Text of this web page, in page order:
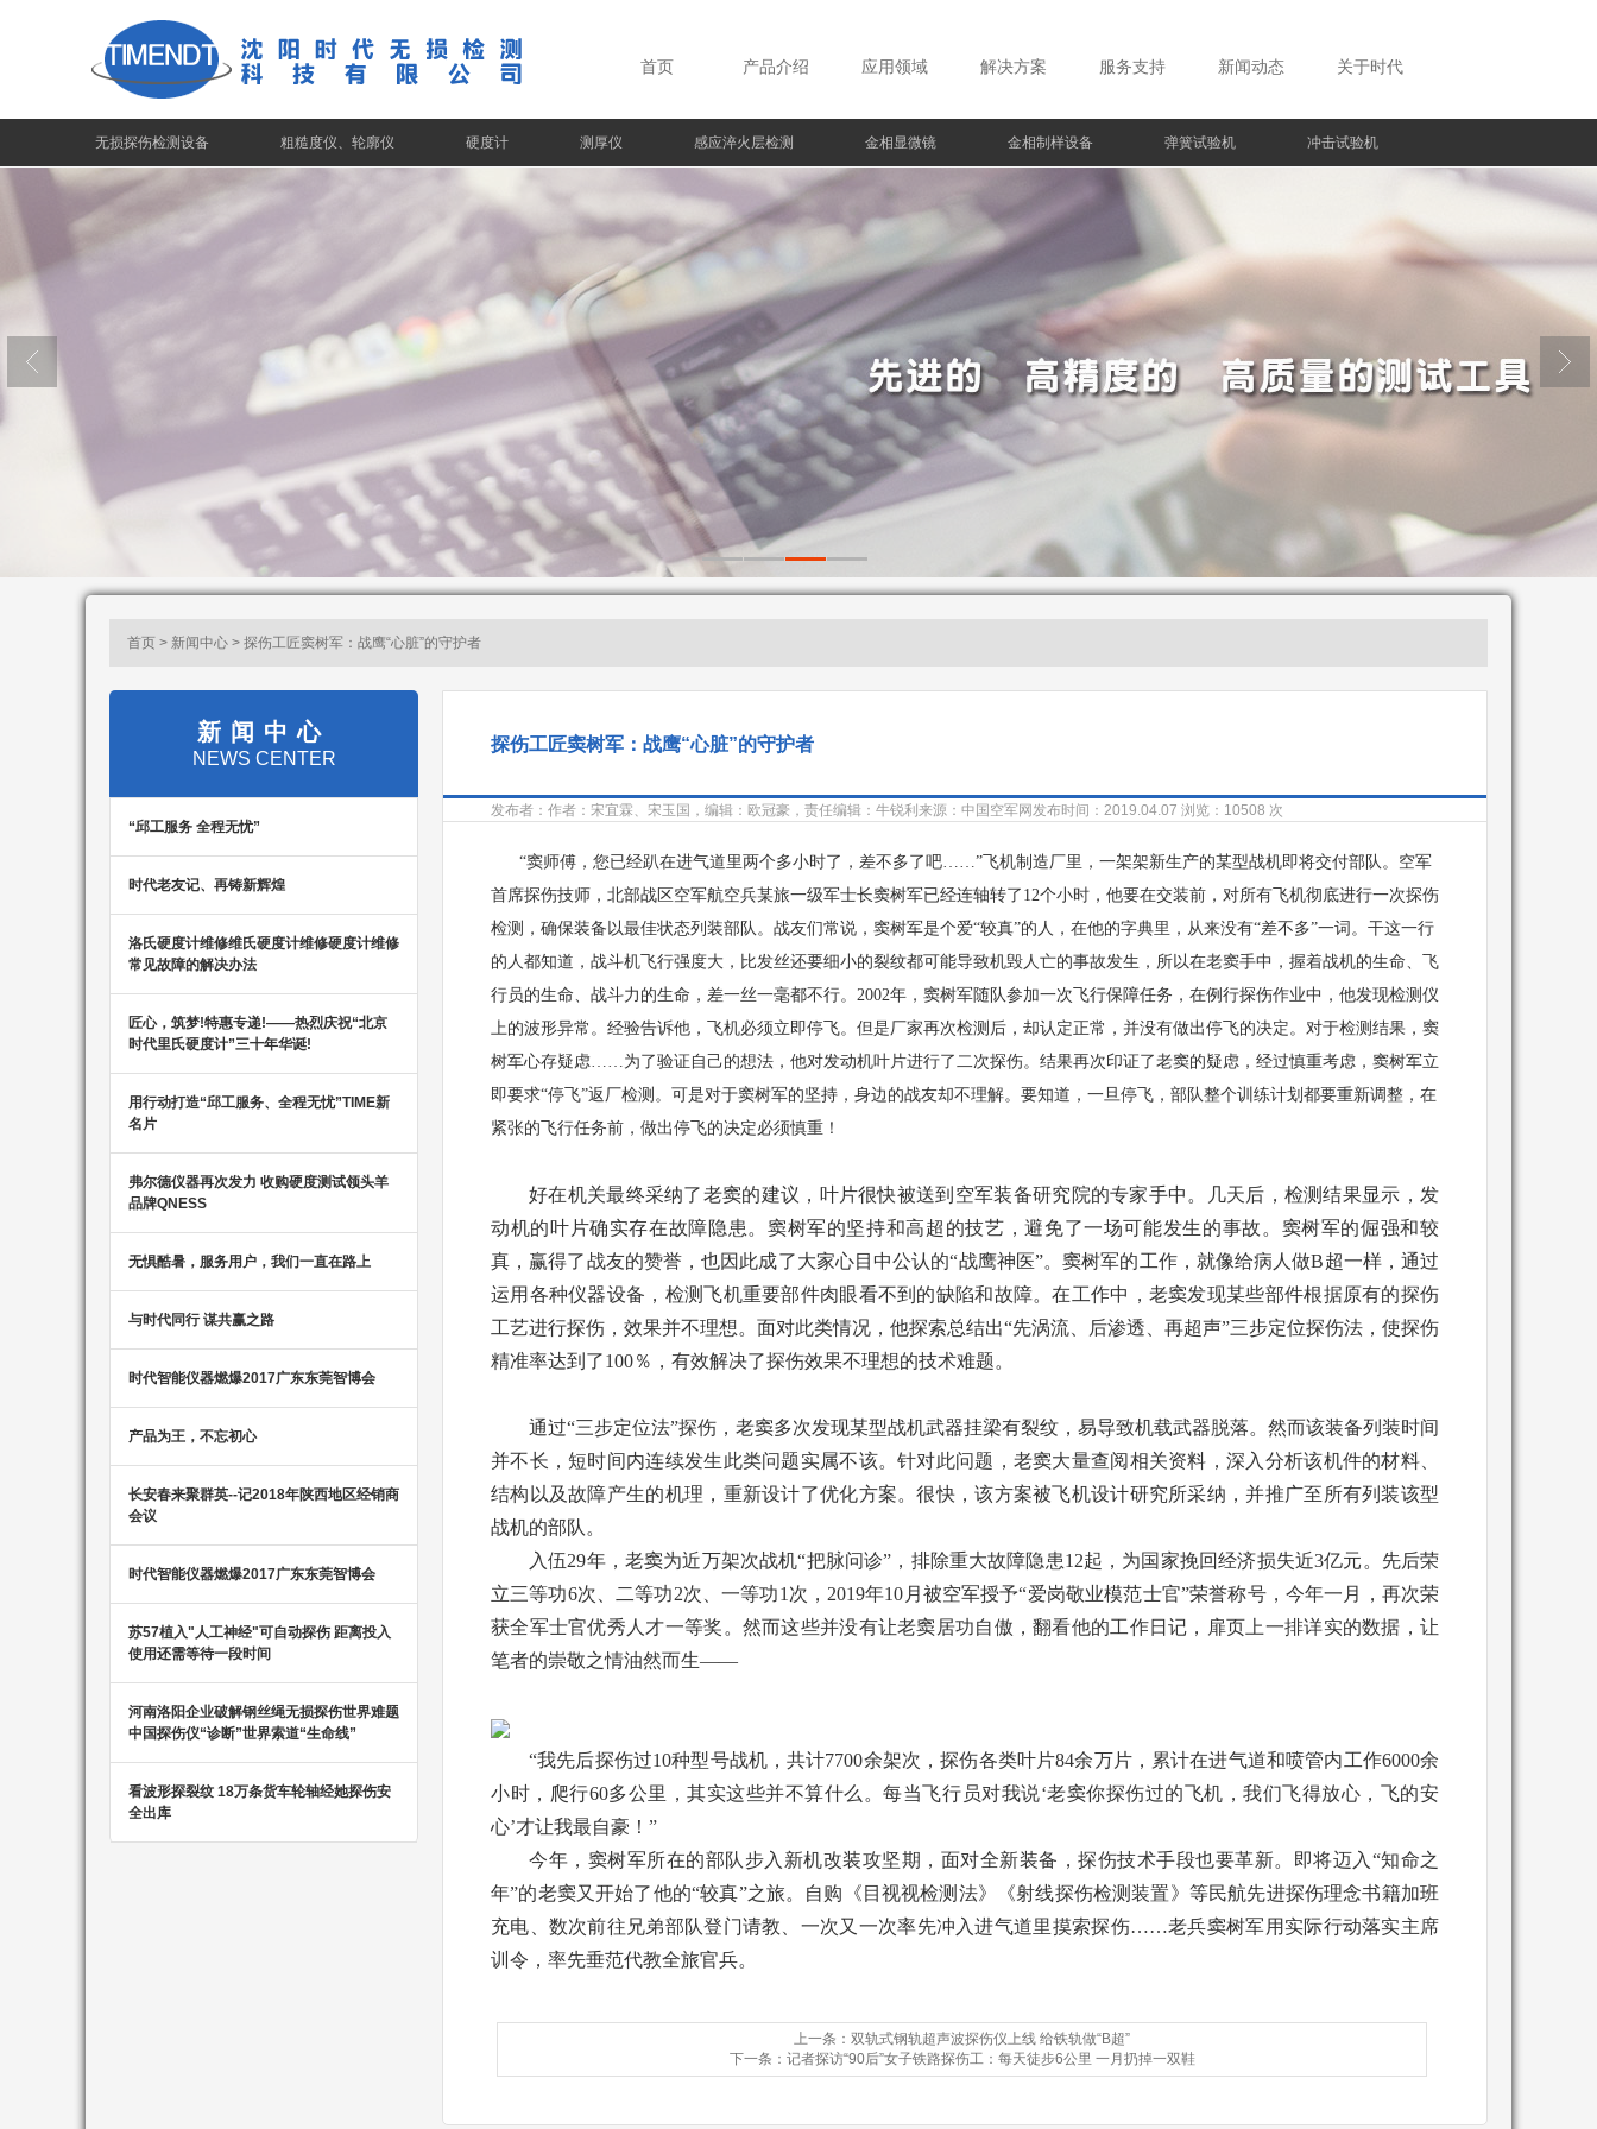
首页 产品介绍 应用领域 解决方案 服务支持 新闻动态 关于时代
无损探伤检测设备 粗糙度仪、轮廓仪 硬度计 测厚仪 感应淬火层检测 金相显微镜 金相制样设备 弹簧试验机 冲击试验机
首页 > 新闻中心 > 探伤工匠窦树军：战鹰“心脏”的守护者
新闻中心
NEWS CENTER
“邱工服务 全程无忧”
时代老友记、再铸新辉煌
洛氏硬度计维修维氏硬度计维修硬度计维修
常见故障的解决办法
匠心，筑梦!特惠专递!——热烈庆祝“北京
时代里氏硬度计”三十年华诞!
用行动打造“邱工服务、全程无忧”TIME新
名片
弗尔德仪器再次发力 收购硬度测试领头羊
品牌QNESS
无惧酷暑，服务用户，我们一直在路上
与时代同行 谋共赢之路
时代智能仪器燃爆2017广东东莞智博会
产品为王，不忘初心
长安春来聚群英--记2018年陕西地区经销商
会议
时代智能仪器燃爆2017广东东莞智博会
苏57植入"人工神经"可自动探伤 距离投入
使用还需等待一段时间
河南洛阳企业破解钢丝绳无损探伤世界难题
中国探伤仪“诊断”世界索道“生命线”
看波形探裂纹 18万条货车轮轴经她探伤安
全出库
探伤工匠窦树军：战鹰“心脏”的守护者
发布者：作者：宋宜霖、宋玉国，编辑：欧冠豪，责任编辑：牛锐利 来源：中国空军网发布时间：2019.04.07 浏览：10508 次
“窦师傅，您已经趴在进气道里两个多小时了，差不多了吧……”飞机制造厂里，一架架新生产的某型战机即将交付部队。空军
首席探伤技师，北部战区空军航空兵某旅一级军士长窦树军已经连轴转了12个小时，他要在交装前，对所有飞机彻底进行一次探伤
检测，确保装备以最佳状态列装部队。 战友们常说，窦树军是个爱“较真”的人，在他的字典里，从来没有“差不多”一词。干这一行
的人都知道，战斗机飞行强度大，比发丝还要细小的裂纹都可能导致机毁人亡的事故发生，所以在老窦手中，握着战机的生命、飞
行员的生命、战斗力的生命，差一丝一毫都不行。 2002年，窦树军随队参加一次飞行保障任务，在例行探伤作业中，他发现检测仪
上的波形异常。经验告诉他，飞机必须立即停飞。但是厂家再次检测后，却认定正常，并没有做出停飞的决定。对于检测结果，窦
树军心存疑虑……为了验证自己的想法，他对发动机叶片进行了二次探伤。结果再次印证了老窦的疑虑，经过慎重考虑，窦树军立
即要求“停飞”返厂检测。可是对于窦树军的坚持，身边的战友却不理解。要知道，一旦停飞，部队整个训练计划都要重新调整，在
紧张的飞行任务前，做出停飞的决定必须慎重！
好在机关最终采纳了老窦的建议，叶片很快被送到空军装备研究院的专家手中。几天后，检测结果显示，发
动机的叶片确实存在故障隐患。窦树军的坚持和高超的技艺，避免了一场可能发生的事故。窦树军的倔强和较
真，赢得了战友的赞誉，也因此成了大家心目中公认的“战鹰神医”。窦树军的工作，就像给病人做B超一样，通过
运用各种仪器设备，检测飞机重要部件肉眼看不到的缺陷和故障。在工作中，老窦发现某些部件根据原有的探伤
工艺进行探伤，效果并不理想。面对此类情况，他探索总结出“先涡流、后渗透、再超声”三步定位探伤法，使探伤
精准率达到了100％，有效解决了探伤效果不理想的技术难题。
通过“三步定位法”探伤，老窦多次发现某型战机武器挂梁有裂纹，易导致机载武器脱落。然而该装备列装时间
并不长，短时间内连续发生此类问题实属不该。针对此问题，老窦大量查阅相关资料，深入分析该机件的材料、
结构以及故障产生的机理，重新设计了优化方案。很快，该方案被飞机设计研究所采纳，并推广至所有列装该型
战机的部队。
入伍29年，老窦为近万架次战机“把脉问诊”，排除重大故障隐患12起，为国家挽回经济损失近3亿元。先后荣
立三等功6次、二等功2次、一等功1次，2019年10月被空军授予“爱岗敬业模范士官”荣誉称号，今年一月，再次荣
获全军士官优秀人才一等奖。然而这些并没有让老窦居功自傲，翻看他的工作日记，扉页上一排详实的数据，让
笔者的崇敬之情油然而生——
“我先后探伤过10种型号战机，共计7700余架次，探伤各类叶片84余万片，累计在进气道和喷管内工作6000余
小时，爬行60多公里，其实这些并不算什么。每当飞行员对我说‘老窦你探伤过的飞机，我们飞得放心，飞的安
心’才让我最自豪！”
今年，窦树军所在的部队步入新机改装攻坚期，面对全新装备，探伤技术手段也要革新。即将迈入“知命之
年”的老窦又开始了他的“较真”之旅。自购《目视视检测法》《射线探伤检测装置》等民航先进探伤理念书籍加班
充电、数次前往兄弟部队登门请教、一次又一次率先冲入进气道里摸索探伤……老兵窦树军用实际行动落实主席
训令，率先垂范代教全旅官兵。
上一条：双轨式钢轨超声波探伤仪上线 给铁轨做“B超”
下一条：记者探访“90后”女子铁路探伤工：每天徒步6公里 一月扔掉一双鞋